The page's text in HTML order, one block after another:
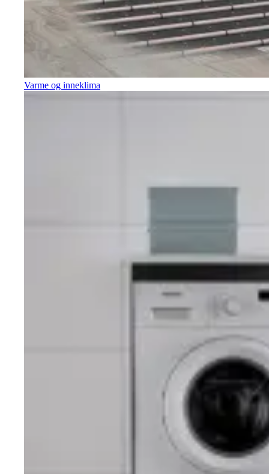
Varme og inneklima